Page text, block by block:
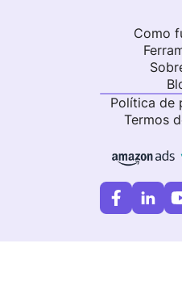
Como
Política de
Termos